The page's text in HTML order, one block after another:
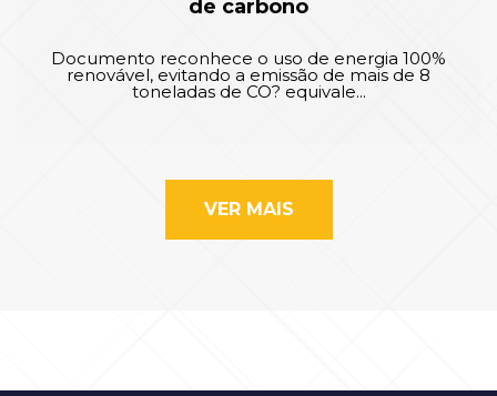
de carbono
Documento reconhece o uso de energia 100%
renovável, evitando a emissão de mais de 8
toneladas de CO? equivale...
VER MAIS